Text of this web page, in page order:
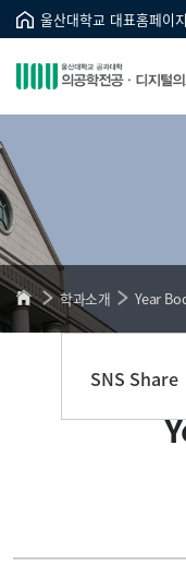
울산대학교 대표홈페이지
학과소개 Year
SNS Share